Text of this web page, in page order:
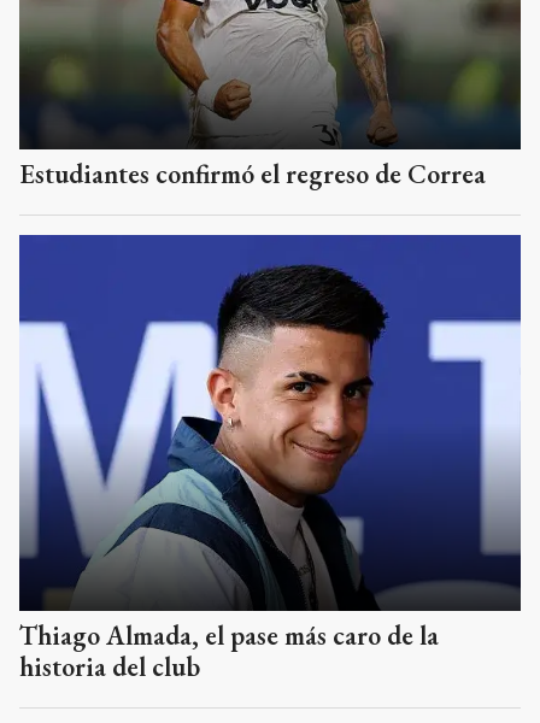
Estudiantes confirmó el regreso de Correa
Thiago Almada, el pase más caro de la
historia del club